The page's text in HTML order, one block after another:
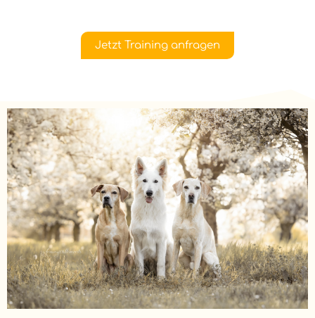
Jetzt Training anfragen